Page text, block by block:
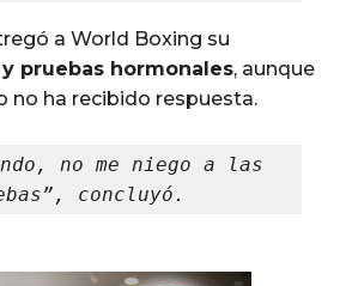
a World Boxing su
pruebas hormonales, aunque
no ha recibido respuesta.
no me niego a las
concluyó.